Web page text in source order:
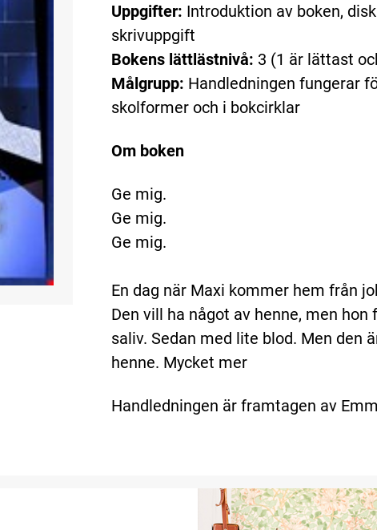
Uppgifter: Introduktion av boken,
skrivuppgift
Bokens lättlästnivå: 3 (1 är lättast
Målgrupp: Handledningen fungerar
skolformer och i bokcirklar
Om boken
Ge mig.
Ge mig.
Ge mig.
En dag när Maxi kommer hem från
Den vill ha något av henne, men
saliv. Sedan med lite blod. Men den
henne. Mycket mer
Handledningen är framtagen av